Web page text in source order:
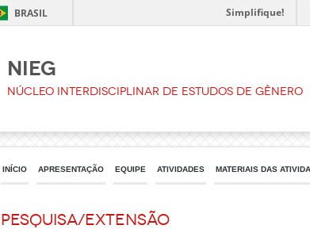
BRASIL Simplifique!
NIEG
Núcleo Interdisciplinar de Estudos de Gênero
INÍCIO APRESENTAÇÃO EQUIPE ATIVIDADES MATERIAIS DAS
Pesquisa/Extensão